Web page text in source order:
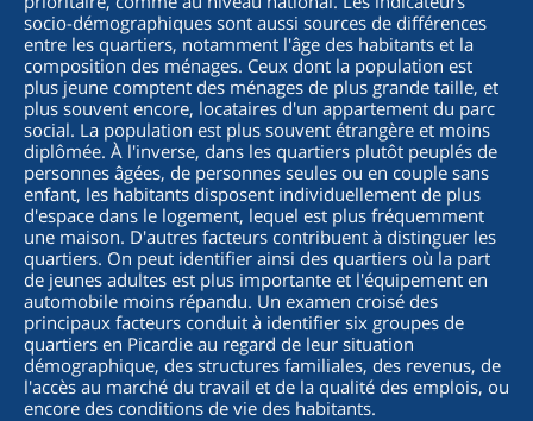
socio-démographiques sont aussi sources de différences
entre les quartiers, notamment l'âge des habitants et la
composition des ménages. Ceux dont la population est
plus jeune comptent des ménages de plus grande taille, et
plus souvent encore, locataires d'un appartement du parc
social. La population est plus souvent étrangère et moins
diplômée. À l'inverse, dans les quartiers plutôt peuplés de
personnes âgées, de personnes seules ou en couple sans
enfant, les habitants disposent individuellement de plus
d'espace dans le logement, lequel est plus fréquemment
une maison. D'autres facteurs contribuent à distinguer les
quartiers. On peut identifier ainsi des quartiers où la part
de jeunes adultes est plus importante et l'équipement en
automobile moins répandu. Un examen croisé des
principaux facteurs conduit à identifier six groupes de
quartiers en Picardie au regard de leur situation
démographique, des structures familiales, des revenus, de
l'accès au marché du travail et de la qualité des emplois, ou
encore des conditions de vie des habitants.